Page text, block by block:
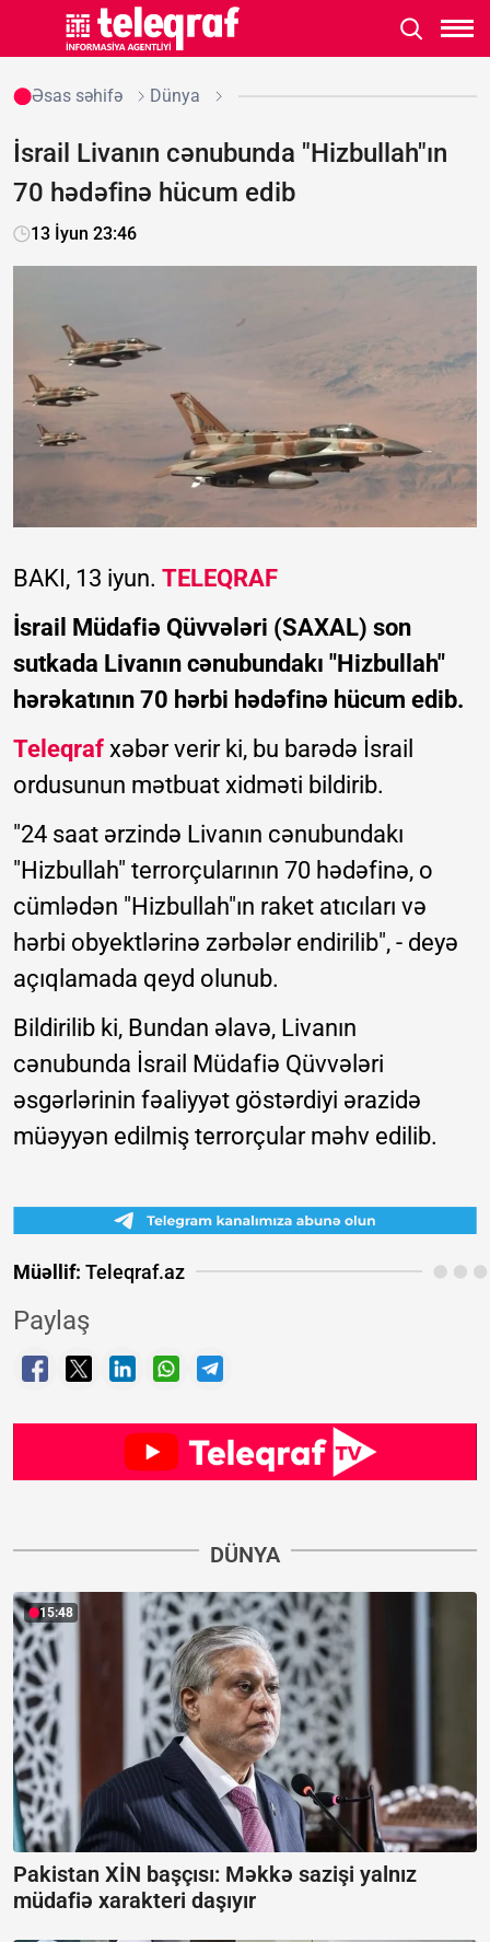
Əsas səhifə Dünya
İsrail Livanın cənubunda "Hizbullah"ın
70 hədəfinə hücum edib
13 İyun 23:46
BAKI, 13 iyun. TELEQRAF
İsrail Müdafiə Qüvvələri (SAXAL) son
sutkada Livanın cənubundakı "Hizbullah"
hərəkatının 70 hərbi hədəfinə hücum edib.
Teleqraf xəbər verir ki, bu barədə İsrail
ordusunun mətbuat xidməti bildirib.
"24 saat ərzində Livanın cənubundakı
"Hizbullah" terrorçularının 70 hədəfinə, o
cümlədən "Hizbullah"ın raket atıcıları və
hərbi obyektlərinə zərbələr endirilib", - deyə
açıqlamada qeyd olunub.
Bildirilib ki, Bundan əlavə, Livanın
cənubunda İsrail Müdafiə Qüvvələri
əsgərlərinin fəaliyyət göstərdiyi ərazidə
müəyyən edilmiş terrorçular məhv edilib.
Müəllif: Teleqraf.az
Paylaş
DÜNYA
15:48
Pakistan XİN başçısı: Məkkə sazişi yalnız
müdafiə xarakteri daşıyır